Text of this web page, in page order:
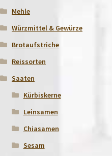
Mehle
Würzmittel & Gewürze
Brotaufstriche
Reissorten
Saaten
Kürbiskerne
Leinsamen
Chiasamen
Sesam